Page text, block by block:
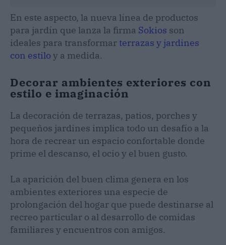
En este aspecto, la nueva línea de productos
para jardín que lanza la firma Sokios son
ideales para transformar terrazas y jardines
con estilo y a medida.
Decorar ambientes exteriores con
estilo e imaginación
La decoración de terrazas, patios, porches y
pequeños jardines implica todo un desafío a la
hora de recrear un espacio confortable donde
prime el descanso, el ocio y el buen gusto.
La aparición del buen clima genera en los
ambientes exteriores una especie de
prolongación del hogar que puede destinarse al
recreo particular o al desarrollo de comidas
familiares y encuentros con amigos.